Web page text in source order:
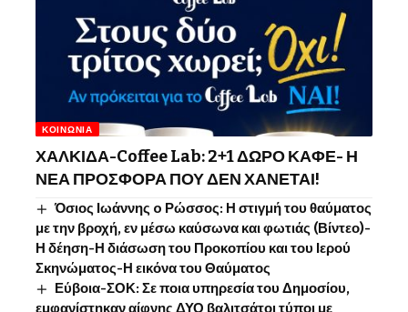
ΚΟΙΝΩΝΊΑ
ΧΑΛΚΙΔΑ-Coffee Lab: 2+1 ΔΩΡΟ ΚΑΦΕ- Η
ΝΕΑ ΠΡΟΣΦΟΡΑ ΠΟΥ ΔΕΝ ΧΑΝΕΤΑΙ!
Όσιος Ιωάννης o Ρώσσος: Η στιγμή του θαύματος
με την βροχή, εν μέσω καύσωνα και φωτιάς (Βίντεο)-
Η δέηση-Η διάσωση του Προκοπίου και του Ιερού
Σκηνώματος-Η εικόνα του Θαύματος
Εύβοια-ΣΟΚ: Σε ποια υπηρεσία του Δημοσίου,
εμφανίστηκαν αίφνης ΔΥΟ βαλιτσάτοι τύποι με